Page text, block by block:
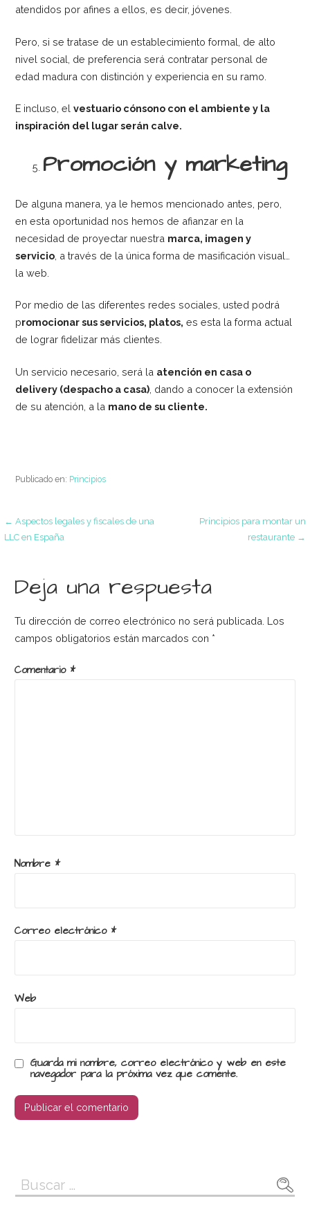
atendidos por afines a ellos, es decir, jóvenes.
Pero, si se tratase de un establecimiento formal, de alto
nivel social, de preferencia será contratar personal de
edad madura con distinción y experiencia en su ramo.
E incluso, elvestuario cónsono con el ambiente y la
inspiración del lugar serán calve.
Promoción y marketing
De alguna manera, ya le hemos mencionado antes, pero,
en esta oportunidad nos hemos de afianzar en la
necesidad de proyectar nuestra marca, imagen y
servicio , a través de la única forma de masificación visual…
la web.
Por medio de las diferentes redes sociales, usted podrá
promocionar sus servicios, platos, es esta la forma actual
de lograr fidelizar más clientes.
Un servicio necesario, será la atención en casa o
delivery (despacho a casa) , dando a conocer la extensión
de su atención, a la mano de su cliente.
Publicado en: Principios
Navegación
de
entradas
← Aspectos legales y fiscales de una
LLC en España
Principios para montar un
restaurante →
Deja una respuesta
Tu dirección de correo electrónico no será publicada. Los
campos obligatorios están marcados con *
Comentario *
Nombre *
Correo electrónico *
Web
Guarda mi nombre, correo electrónico y web en este
navegador para la próxima vez que comente.
Buscar: